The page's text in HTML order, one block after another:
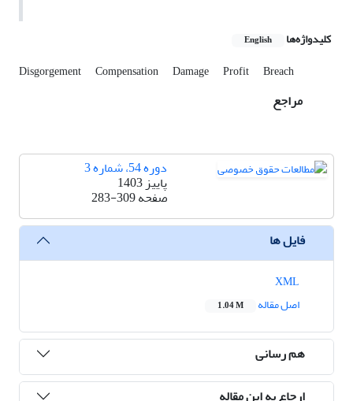
کلیدواژه‌ها English
Disgorgement Compensation Damage Profit Breach
مراجع
دوره 54، شماره 3
پاییز 1403
صفحه283-309
فایل ها
اصل مقاله
1.04 M
هم رسانی
ارجاع به این مقاله